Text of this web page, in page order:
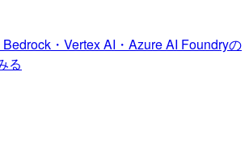
・Vertex AI・Azure AI Foundryの
る